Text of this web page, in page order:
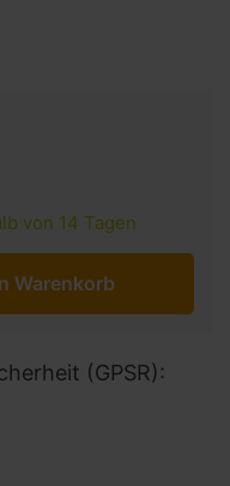
von 14 Tagen
Warenkorb
(GPSR):